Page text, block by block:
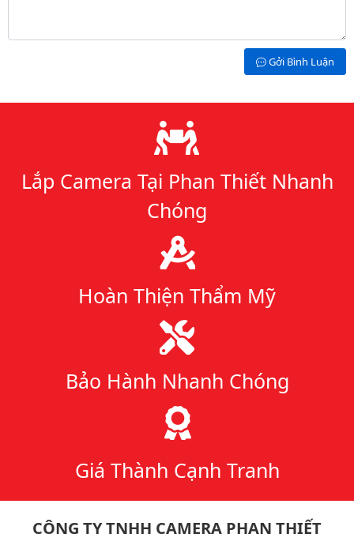
Gởi Bình Luận
Lý do chọn chúng tôi
Lắp Camera Tại Phan Thiết Nhanh
Chóng
Hoàn Thiện Thẩm Mỹ
Bảo Hành Nhanh Chóng
Giá Thành Cạnh Tranh
CÔNG TY TNHH CAMERA PHAN THIẾT